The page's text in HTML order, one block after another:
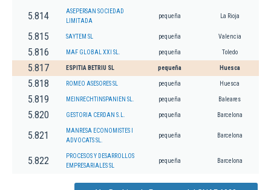
5.814
ASEPERSAN SOCIEDAD
LIMITADA
pequeña La Rioja
5.815 SAYTEM SL pequeña Valencia
5.816 MAF GLOBAL XXI SL. pequeña Toledo
5.817 ESPITIA BETRIU SL pequeña Huesca
5.818 ROMEO ASESORES SL pequeña Huesca
5.819 MEINRECHTINSPANIEN SL. pequeña Baleares
5.820 GESTORIA CERDAN S.L. pequeña Barcelona
5.821
MANRESA ECONOMISTES I
ADVOCATS SL.
pequeña Barcelona
5.822
PROCESOS Y DESARROLLOS
EMPRESARIALES SL
pequeña Barcelona